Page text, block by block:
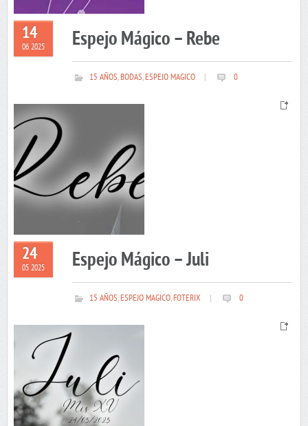
14
06 2025 Espejo Mágico – Rebe
15 AÑOS,BODAS,ESPEJO MAGICO 0
24
05 2025 Espejo Mágico – Juli
15 AÑOS,ESPEJO MAGICO,FOTERIX 0